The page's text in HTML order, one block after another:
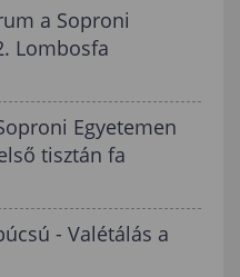
a Soproni
Lombosfa
Egyetemen
tisztán fa
- Valétálás a